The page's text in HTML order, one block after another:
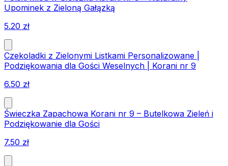
Upominek z Zieloną Gałązką
5.20 zł
Czekoladki z Zielonymi Listkami Personalizowane |
Podziękowania dla Gości Weselnych | Korani nr 9
6.50 zł
Świeczka Zapachowa Korani nr 9 – Butelkowa Zieleń i
Podziękowanie dla Gości
7.50 zł